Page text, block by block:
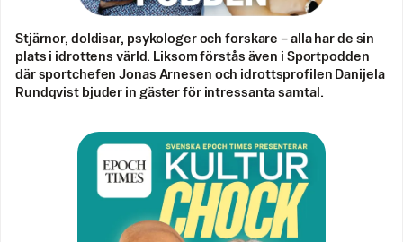
Stjärnor, doldisar, psykologer och forskare – alla har de sin
plats i idrottens värld. Liksom förstås även i Sportpodden
där sportchefen Jonas Arnesen och idrottsprofilen Danijela
Rundqvist bjuder in gäster för intressanta samtal.